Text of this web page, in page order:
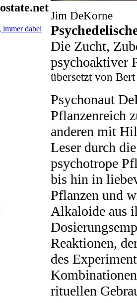
immer dabei
Jim DeKorne
Die Zucht,
psychoaktiver
übersetzt von
Psychonaut
Pflanzenreich
anderen mit
Leser durch
psychotrope
bis hin in
Pflanzen und
Alkaloide aus
Reaktionen,
des
rituellen